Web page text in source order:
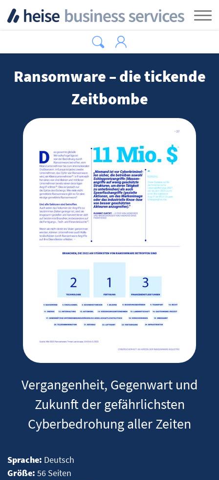
Ransomware – die tickende
Zeitbombe
Vergangenheit, Gegenwart und
Zukunft der gefährlichsten
Cyberbedrohung aller Zeiten
Sprache: Deutsch
Größe: 56 Seiten